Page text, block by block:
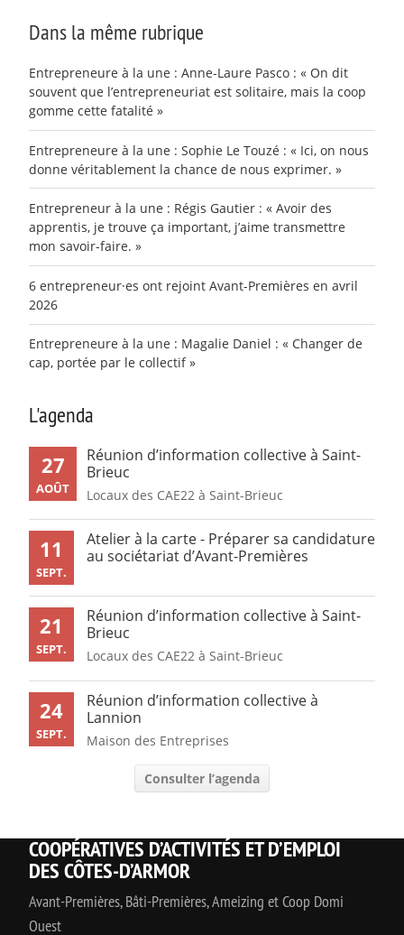
Dans la même rubrique
Entrepreneure à la une : Anne-Laure Pasco : « On dit
souvent que l’entrepreneuriat est solitaire, mais la coop
gomme cette fatalité »
Entrepreneure à la une : Sophie Le Touzé : « Ici, on nous
donne véritablement la chance de nous exprimer. »
Entrepreneur à la une : Régis Gautier : « Avoir des
apprentis, je trouve ça important, j’aime transmettre
mon savoir-faire. »
6 entrepreneur·es ont rejoint Avant-Premières en avril
2026
Entrepreneure à la une : Magalie Daniel : « Changer de
cap, portée par le collectif »
L'agenda
27
AOÛT
Réunion d’information collective à Saint-
Brieuc
Locaux des CAE22 à Saint-Brieuc
11
SEPT.
Atelier à la carte - Préparer sa candidature
au sociétariat d’Avant-Premières
21
SEPT.
Réunion d’information collective à Saint-
Brieuc
Locaux des CAE22 à Saint-Brieuc
24
SEPT.
Réunion d’information collective à
Lannion
Maison des Entreprises
Consulter l’agenda
COOPÉRATIVES D’ACTIVITÉS ET D’EMPLOI
DES CÔTES-D’ARMOR
Avant-Premières, Bâti-Premières, Ameizing et Coop Domi
Ouest